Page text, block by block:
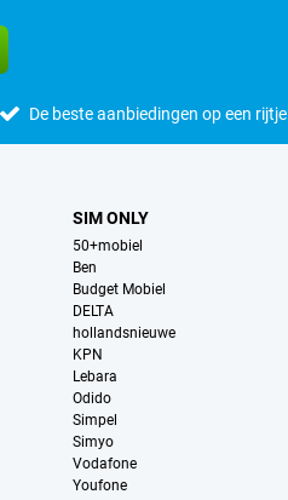
De beste aanbiedingen op een rijtje
SIM ONLY
50+mobiel
Ben
Budget Mobiel
DELTA
hollandsnieuwe
KPN
Lebara
Odido
Simpel
Simyo
Vodafone
Youfone